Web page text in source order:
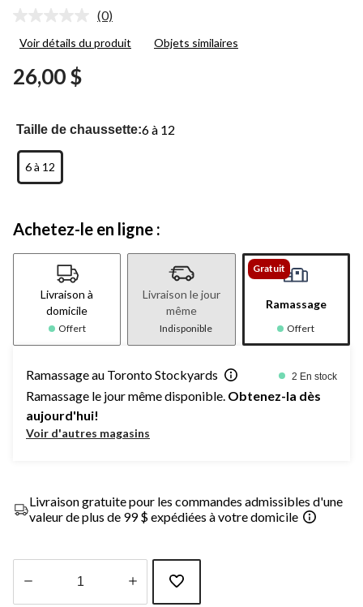
Aucune
pour
même
page.
(0)
Voir détails du produit Objets similaires
26,00 $
Taille de chaussette:6 à 12
6 à 12
Achetez-le en ligne :
Livraison à
domicile
Offert
Livraison le jour
même
Indisponible
Gratuit
Ramassage
Offert
Ramassage au Toronto Stockyards 2 En stock
Ramassage le jour même disponible. Obtenez-la dès
aujourd'hui!
Voir d'autres magasins
Livraison gratuite pour les commandes admissibles d'une
valeur de plus de 99 $ expédiées à votre domicile